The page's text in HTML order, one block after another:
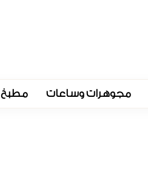
مجوهرات وساعات مطبخ